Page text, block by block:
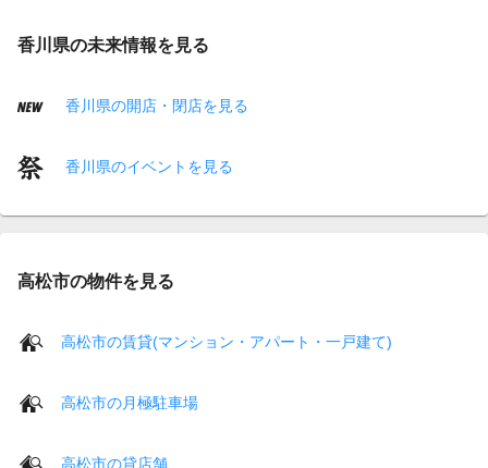
香川県の未来情報を見る
香川県の開店・閉店を見る
香川県のイベントを見る
高松市の物件を見る
高松市の賃貸(マンション・アパート・一戸建て)
高松市の月極駐車場
高松市の貸店舗